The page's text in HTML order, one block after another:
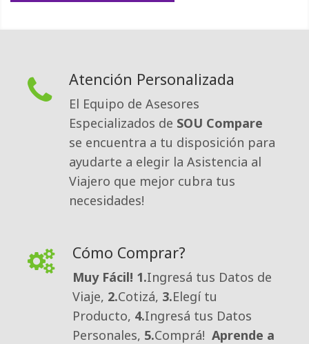
Atención Personalizada
El Equipo de Asesores
Especializados de SOU Compare
se encuentra a tu disposición para
ayudarte a elegir la Asistencia al
Viajero que mejor cubra tus
necesidades!
Cómo Comprar?
Muy Fácil! 1.Ingresá tus Datos de
Viaje, 2.Cotizá, 3.Elegí tu
Producto, 4.Ingresá tus Datos
Personales, 5.Comprá! Aprende a